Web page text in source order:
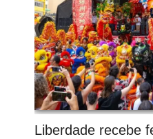
Liberdade recebe